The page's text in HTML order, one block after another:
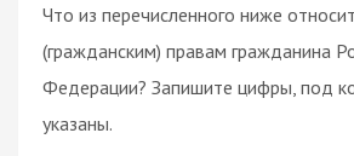
Что из перечисленного ниже
(гражданским) правам гражданина
Федерации? Запишите цифры, под
указаны.